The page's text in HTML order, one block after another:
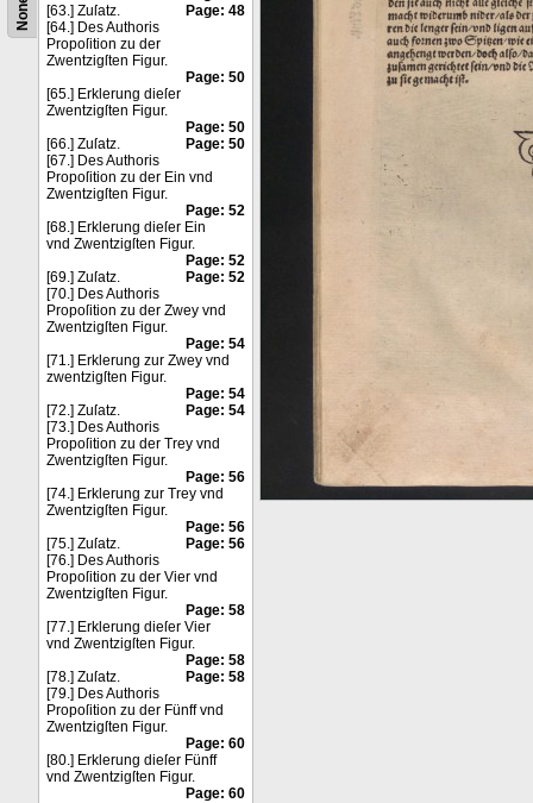
None
[63.] Zuſatz.
Page: 48
[64.] Des Authoris
Propoſition zu der
Zwentzigſten Figur.
Page: 50
[65.] Erklerung dieſer
Zwentzigſten Figur.
Page: 50
[66.] Zuſatz.
Page: 50
[67.] Des Authoris
Propoſition zu der Ein vnd
Zwentzigſten Figur.
Page: 52
[68.] Erklerung dieſer Ein
vnd Zwentzigſten Figur.
Page: 52
[69.] Zuſatz.
Page: 52
[70.] Des Authoris
Propoſition zu der Zwey vnd
Zwentzigſten Figur.
Page: 54
[71.] Erklerung zur Zwey vnd
zwentzigſten Figur.
Page: 54
[72.] Zuſatz.
Page: 54
[73.] Des Authoris
Propoſition zu der Trey vnd
Zwentzigſten Figur.
Page: 56
[74.] Erklerung zur Trey vnd
Zwentzigſten Figur.
Page: 56
[75.] Zuſatz.
Page: 56
[76.] Des Authoris
Propoſition zu der Vier vnd
Zwentzigſten Figur.
Page: 58
[77.] Erklerung dieſer Vier
vnd Zwentzigſten Figur.
Page: 58
[78.] Zuſatz.
Page: 58
[79.] Des Authoris
Propoſition zu der Fünff vnd
Zwentzigſten Figur.
Page: 60
[80.] Erklerung dieſer Fünff
vnd Zwentzigſten Figur.
Page: 60